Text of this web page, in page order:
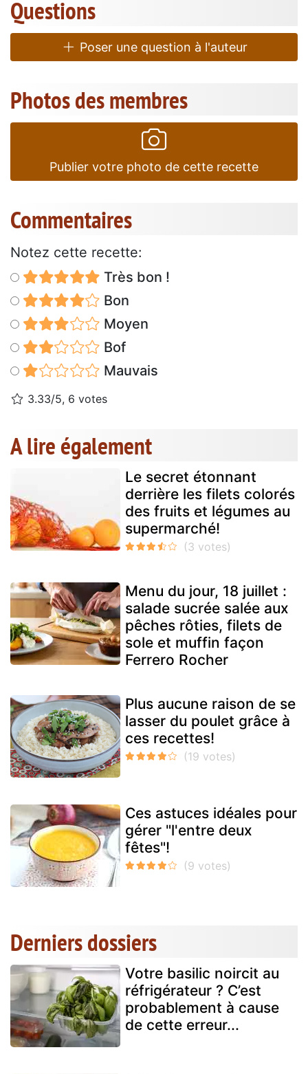
Questions
Poser une question à l'auteur
Photos des membres
Publier votre photo de cette recette
Commentaires
Notez cette recette:
Très bon !
Bon
Moyen
Bof
Mauvais
3.33/5, 6 votes
A lire également
Le secret étonnant
derrière les filets colorés
des fruits et légumes au
supermarché!
Menu du jour, 18 juillet :
salade sucrée salée aux
pêches rôties, filets de
sole et muffin façon
Ferrero Rocher
Plus aucune raison de se
lasser du poulet grâce à
ces recettes!
Ces astuces idéales pour
gérer "l'entre deux
fêtes"!
Derniers dossiers
Votre basilic noircit au
réfrigérateur ? C’est
probablement à cause
de cette erreur...